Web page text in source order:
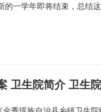
一学年即将结束，总结
卫生院简介 卫生